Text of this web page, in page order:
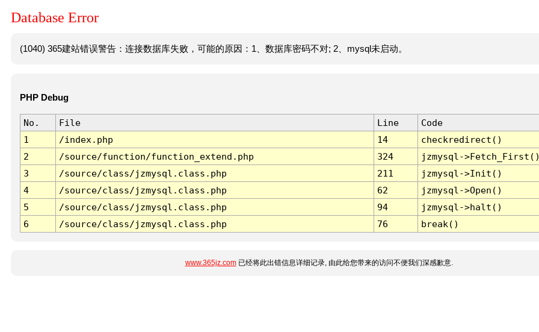
Database Error
(1040) 365建站错误警告：连接数据库失败，可能的原因：1、数据库密码不对; 2、mysql未启动。
PHP Debug
No. File Line
Code
1
/index.php 14
checkredirect()
2
/source/function/function_extend.php 324
jzmysql-
3
/source/class/jzmysql.class.php 211
jzmysql->Init()
4
/source/class/jzmysql.class.php 62
jzmysql->Open()
5
/source/class/jzmysql.class.php 94
jzmysql->halt()
6
/source/class/jzmysql.class.php 76 break()
www.365jz.com已经将此出错信息详细记录, 由此给您带来的访问不便我们深感歉意.